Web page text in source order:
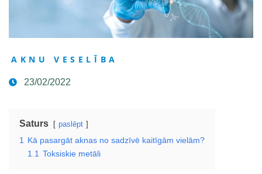
AKNU VESELĪBA
23/02/2022
Saturs paslēpt
1
Kā pasargāt aknas no sadzīvē kaitīgām vielām?
1.1 Toksiskie metāli